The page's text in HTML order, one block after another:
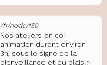
/fr/node/150
Nos ateliers en co-
animation durent environ
3h, sous le signe de la
bienveillance et du plaisir